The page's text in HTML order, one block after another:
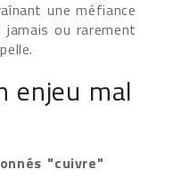
une méfiance
ou rarement
enjeu mal
"cuivre"